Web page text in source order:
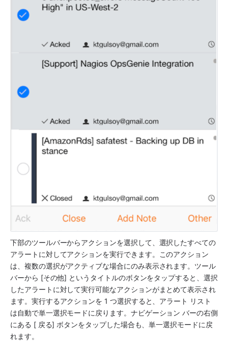
下部のツールバーからアクションを選択して、選択したすべての
アラートに対してアクションを実行できます。このアクション
は、複数の選択がアクティブな場合にのみ表示されます。ツール
バーから [その他] というタイトルのボタンをタップすると、選択
したアラートに対して実行可能なアクションがまとめて表示され
ます。実行するアクションを 1 つ選択すると、アラート リスト
は自動で単一選択モードに戻ります。ナビゲーション バーの右側
にある [ 戻る] ボタンをタップした場合も、単一選択モードに戻
れます。